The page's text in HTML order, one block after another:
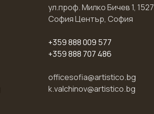
ул.проф. Милко Бичев 1, 1527
София Център, София
+359 888 009 577
+359 888 707 486
officesofia@artistico.bg
k.valchinov@artistico.bg